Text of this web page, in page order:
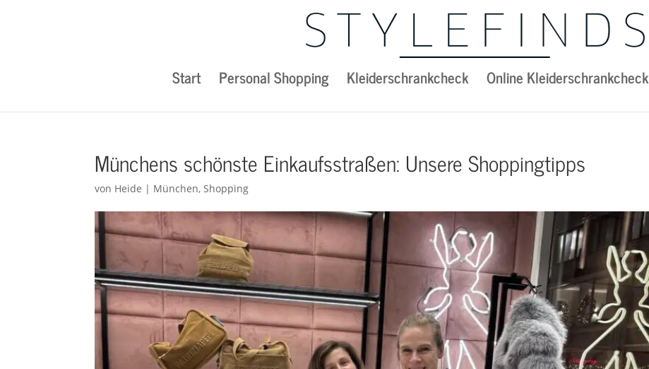
Start Personal Shopping Kleiderschrankcheck Online Kleiderschrankcheck
Münchens schönste Einkaufsstraßen: Unsere Shoppingtipps
von Heide | München,Shopping